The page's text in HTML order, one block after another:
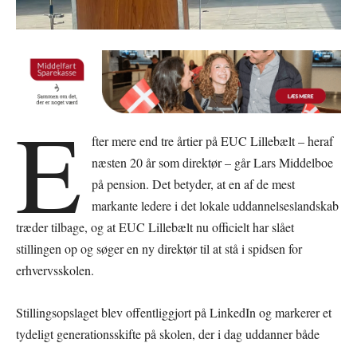
E
fter mere end tre årtier på EUC Lillebælt – heraf
næsten 20 år som direktør – går Lars Middelboe
på pension. Det betyder, at en af de mest
markante ledere i det lokale uddannelseslandskab
træder tilbage, og at EUC Lillebælt nu officielt har slået
stillingen op og søger en ny direktør til at stå i spidsen for
erhvervsskolen.
Stillingsopslaget blev offentliggjort på LinkedIn og markerer et
tydeligt generationsskifte på skolen, der i dag uddanner både